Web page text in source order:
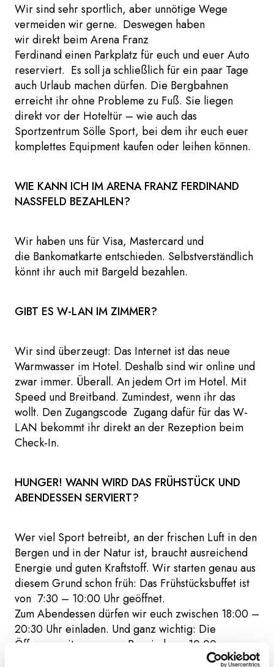
Wir sind sehr sportlich, aber unnötige Wege
vermeiden wir gerne. Deswegen haben
wir direkt beim Arena Franz
Ferdinand einen Parkplatz für euch und euer Auto
reserviert. Es soll ja schließlich für ein paar Tage
auch Urlaub machen dürfen. Die Bergbahnen
erreicht ihr ohne Probleme zu Fuß. Sie liegen
direkt vor der Hoteltür – wie auch das
Sportzentrum Sölle Sport, bei dem ihr euch euer
komplettes Equipment kaufen oder leihen können.
WIE KANN ICH IM ARENA FRANZ FERDINAND
NASSFELD BEZAHLEN?
Wir haben uns für Visa, Mastercard und
die Bankomatkarte entschieden. Selbstverständlich
könnt ihr auch mit Bargeld bezahlen.
GIBT ES W-LAN IM ZIMMER?
Wir sind überzeugt: Das Internet ist das neue
Warmwasser im Hotel. Deshalb sind wir online und
zwar immer. Überall. An jedem Ort im Hotel. Mit
Speed und Breitband. Zumindest, wenn ihr das
wollt. Den Zugangscode Zugang dafür für das W-
LAN bekommt ihr direkt an der Rezeption beim
Check-In.
HUNGER! WANN WIRD DAS FRÜHSTÜCK UND
ABENDESSEN SERVIERT?
Wer viel Sport betreibt, an der frischen Luft in den
Bergen und in der Natur ist, braucht ausreichend
Energie und guten Kraftstoff. Wir starten genau aus
diesem Grund schon früh: Das Frühstücksbuffet ist
von 7:30 – 10:00 Uhr geöffnet.
Zum Abendessen dürfen wir euch zwischen 18:00 –
20:30 Uhr einladen. Und ganz wichtig: Die
Öffnungszeiten unserer Bar sind von 10:00 –